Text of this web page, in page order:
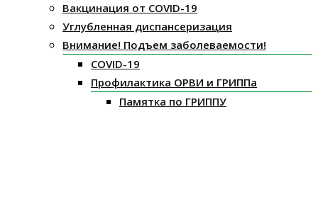
Вакцинация от COVID-19
Углубленная диспансеризация
Внимание! Подъем заболеваемости!
COVID-19
Профилактика ОРВИ и ГРИППа
Памятка по ГРИППУ